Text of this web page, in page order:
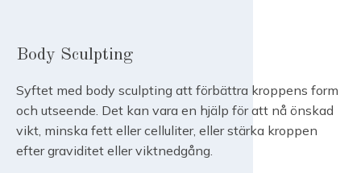
Body Sculpting
Syftet med body sculpting att förbättra kroppens form
och utseende. Det kan vara en hjälp för att nå önskad
vikt, minska fett eller celluliter, eller stärka kroppen
efter graviditet eller viktnedgång.